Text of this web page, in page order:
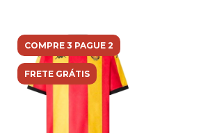
COMPRE 3 PAGUE 2
FRETE GRÁTIS